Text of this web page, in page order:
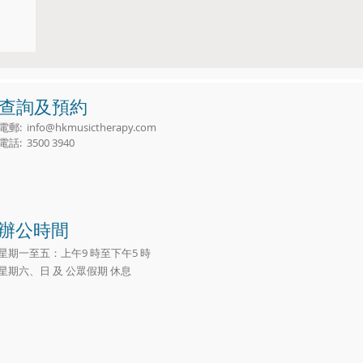
詢及預約
郵: info@hkmusictherapy.com
話: 3500 3940
公時間
期一至五：上午9 時至下午5 時
期六、日 及 公眾假期 休息​